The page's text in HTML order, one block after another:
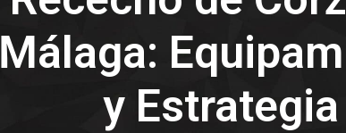
Málaga:
y Estrategia